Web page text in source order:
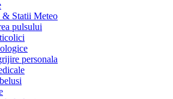
& Statii Meteo
pulsului
personala